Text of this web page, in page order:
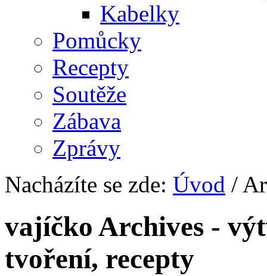
Kabelky
Pomůcky
Recepty
Soutěže
Zábava
Zprávy
Nacházíte se zde: Úvod /
vajíčko Archives -
tvoření, recepty